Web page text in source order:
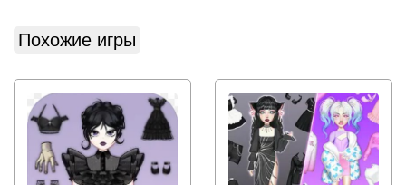
Похожие игры